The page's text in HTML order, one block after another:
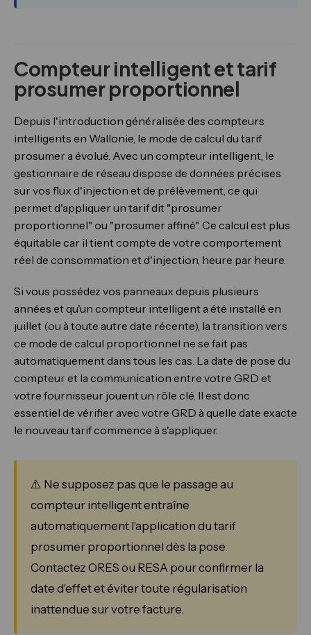
Compteur intelligent et tarif
prosumer proportionnel
Depuis l'introduction généralisée des compteurs
intelligents en Wallonie, le mode de calcul du tarif
prosumer a évolué. Avec un compteur intelligent, le
gestionnaire de réseau dispose de données précises
sur vos flux d'injection et de prélèvement, ce qui
permet d'appliquer un tarif dit "prosumer
proportionnel" ou "prosumer affiné". Ce calcul est plus
équitable car il tient compte de votre comportement
réel de consommation et d'injection, heure par heure.
Si vous possédez vos panneaux depuis plusieurs
années et qu'un compteur intelligent a été installé en
juillet (ou à toute autre date récente), la transition vers
ce mode de calcul proportionnel ne se fait pas
automatiquement dans tous les cas. La date de pose du
compteur et la communication entre votre GRD et
votre fournisseur jouent un rôle clé. Il est donc
essentiel de vérifier avec votre GRD à quelle date exacte
le nouveau tarif commence à s'appliquer.
⚠️ Ne supposez pas que le passage au
compteur intelligent entraîne
automatiquement l'application du tarif
prosumer proportionnel dès la pose.
Contactez ORES ou RESA pour confirmer la
date d'effet et éviter toute régularisation
inattendue sur votre facture.